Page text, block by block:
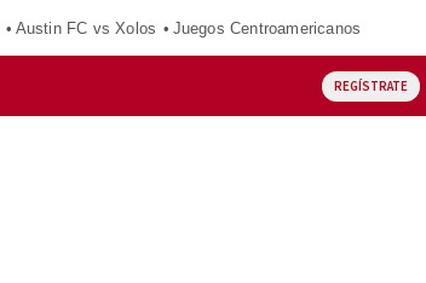
Austin FC vs Xolos Juegos Centroamericanos
REGÍSTRATE